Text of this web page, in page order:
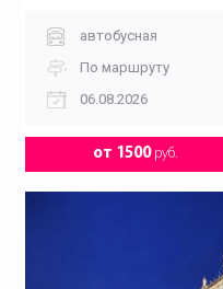
автобусная
По маршруту
06.08.2026
от 1500руб.